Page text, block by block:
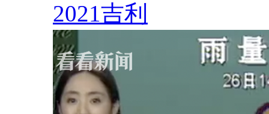
2021吉利